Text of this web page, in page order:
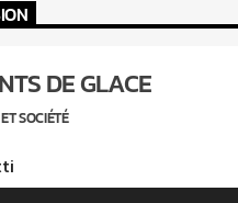
DE GLACE
SOCIÉTÉ